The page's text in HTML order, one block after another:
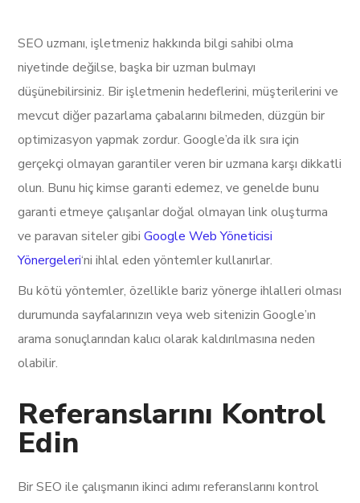
SEO uzmanı, işletmeniz hakkında bilgi sahibi olma
niyetinde değilse, başka bir uzman bulmayı
düşünebilirsiniz. Bir işletmenin hedeflerini, müşterilerini ve
mevcut diğer pazarlama çabalarını bilmeden, düzgün bir
optimizasyon yapmak zordur. Google’da ilk sıra için
gerçekçi olmayan garantiler veren bir uzmana karşı dikkatli
olun. Bunu hiç kimse garanti edemez, ve genelde bunu
garanti etmeye çalışanlar doğal olmayan link oluşturma
ve paravan siteler gibiGoogle Web Yöneticisi
Yönergeleri‘ni ihlal eden yöntemler kullanırlar.
Bu kötü yöntemler, özellikle bariz yönerge ihlalleri olması
durumunda sayfalarınızın veya web sitenizin Google’ın
arama sonuçlarından kalıcı olarak kaldırılmasına neden
olabilir.
Referanslarını Kontrol
Edin
Bir SEO ile çalışmanın ikinci adımı referanslarını kontrol